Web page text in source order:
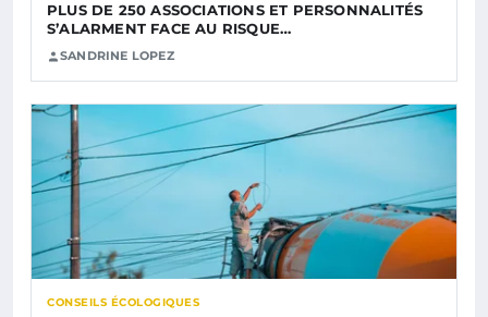
PLUS DE 250 ASSOCIATIONS ET PERSONNALITÉS
S’ALARMENT FACE AU RISQUE…
SANDRINE LOPEZ
CONSEILS ÉCOLOGIQUES